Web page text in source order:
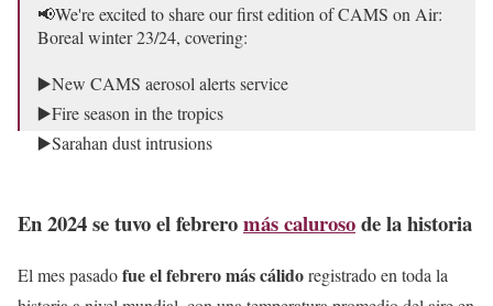
📢We're excited to share our first edition of CAMS on Air:
Boreal winter 23/24, covering:
▶️New CAMS aerosol alerts service
▶️Fire season in the tropics
▶️Sarahan dust intrusions
Read the bulletin 👉https://t.co/6mNRyK4vlv
— Copernicus ECMWF (@CopernicusECMWF) March
En 2024 se tuvo el febreromás calurosode la historia
El mes pasadofue el febrero más cálidoregistrado en toda la